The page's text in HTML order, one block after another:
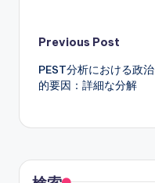
Post
navigation
Previous Post
PEST分析における政治
的要因：詳細な分解